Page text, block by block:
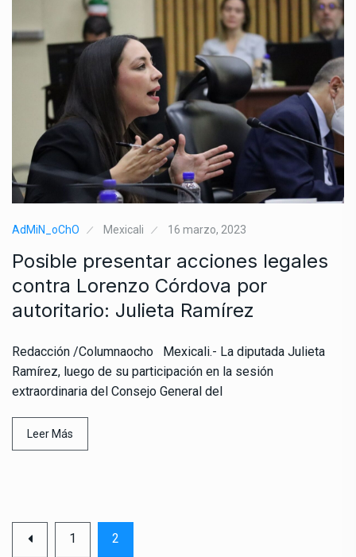
AdMiN_oChO Mexicali 16 marzo, 2023
Posible presentar acciones legales
contra Lorenzo Córdova por
autoritario: Julieta Ramírez
Redacción /Columnaocho Mexicali.- La diputada Julieta
Ramírez, luego de su participación en la sesión
extraordinaria del Consejo General del
Leer Más
1 2